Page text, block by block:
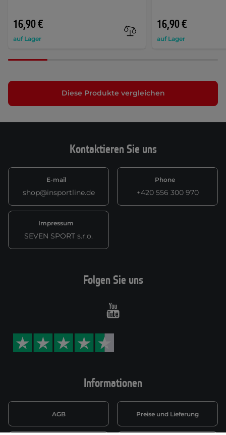
16,90 €
auf Lager
16,90 €
auf Lager
Diese Produkte vergleichen
Kontaktieren Sie uns
E-mail
shop@insportline.de
Phone
+420 556 300 970
Impressum
SEVEN SPORT s.r.o.
Informationen
AGB Preise und Lieferung
Folgen Sie uns
Youtube